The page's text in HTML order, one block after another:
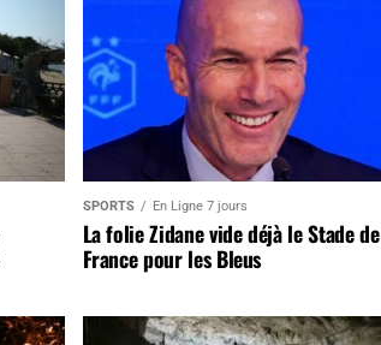
SPORTS En Ligne 7 jours
La folie Zidane vide déjà le Stade de
France pour les Bleus